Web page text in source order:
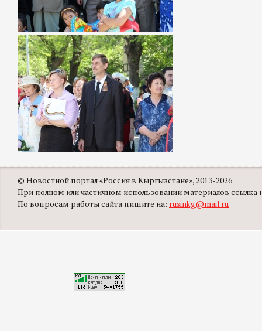
© Новостной портал «Россия в Кыргызстане», 2013-2026
При полном или частичном использовании материалов ссылка
По вопросам работы сайта пишите на: rusinkg@mail.ru